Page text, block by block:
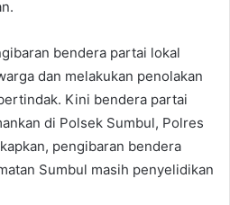
bendera partai lokal
dan melakukan penolakan
Kini bendera partai
di Polsek Sumbul, Polres
pengibaran bendera
Sumbul masih penyelidikan